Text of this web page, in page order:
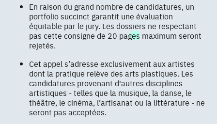
En raison du grand nombre de candidatures, un
portfolio succinct garantit une évaluation
équitable par le jury. Les dossiers ne respectant
pas cette consigne de 20 pages maximum seront
rejetés.
Cet appel s’adresse exclusivement aux artistes
dont la pratique relève des arts plastiques. Les
candidatures provenant d'autres disciplines
artistiques - telles que la musique, la danse, le
théâtre, le cinéma, l’artisanat ou la littérature - ne
seront pas acceptées.